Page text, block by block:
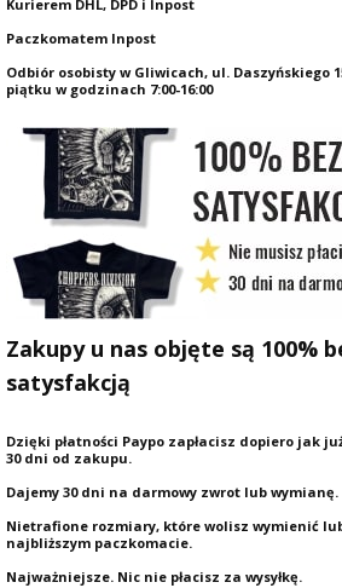
Kurierem DHL, DPD i Inpost
Paczkomatem Inpost
Odbiór osobisty w Gliwicach, ul. Daszyńskiego
piątku w godzinach 7:00-16:00
Zakupy u nas objęte są 100%
satysfakcją
Dzięki płatności Paypo zapłacisz dopiero jak
30 dni od zakupu.
Dajemy 30 dni na darmowy zwrot lub wymianę.
Nietrafione rozmiary, które wolisz wymienić
najbliższym paczkomacie.
Najważniejsze. Nic nie płacisz za wysyłkę.